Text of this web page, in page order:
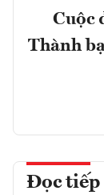
Cuộc
Thành
Đọc tiếp